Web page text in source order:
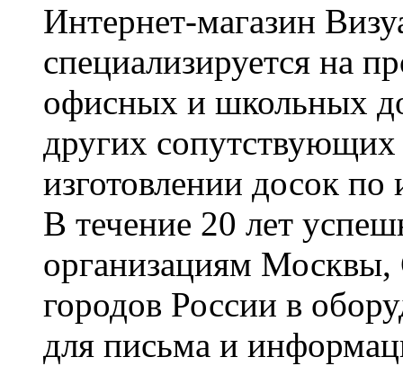
Интернет-магазин
специализируется на
офисных и школьных
других сопутствующих
изготовлении досок по
В течение 20 лет
организациям Москвы,
городов России в
для письма и